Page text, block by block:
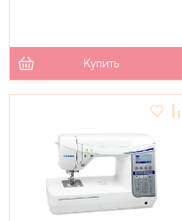
Купить